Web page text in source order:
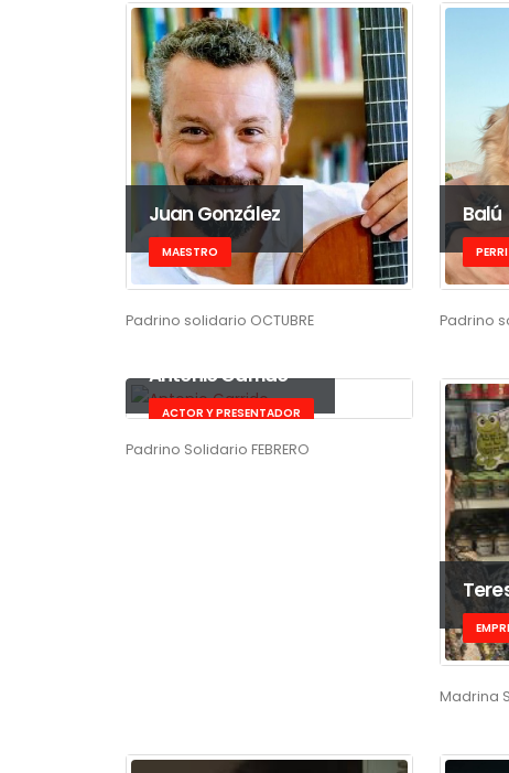
Juan González
MAESTRO
Padrino solidario OCTUBRE
Balú
Padrino
Antonio Garrido
ACTOR Y PRESENTADOR
Padrino Solidario FEBRERO
Madrina